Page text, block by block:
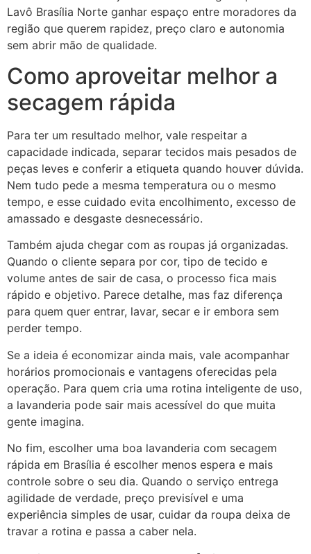
Lavô Brasília Norte ganhar espaço entre moradores da
região que querem rapidez, preço claro e autonomia
sem abrir mão de qualidade.
Como aproveitar melhor a
secagem rápida
Para ter um resultado melhor, vale respeitar a
capacidade indicada, separar tecidos mais pesados de
peças leves e conferir a etiqueta quando houver dúvida.
Nem tudo pede a mesma temperatura ou o mesmo
tempo, e esse cuidado evita encolhimento, excesso de
amassado e desgaste desnecessário.
Também ajuda chegar com as roupas já organizadas.
Quando o cliente separa por cor, tipo de tecido e
volume antes de sair de casa, o processo fica mais
rápido e objetivo. Parece detalhe, mas faz diferença
para quem quer entrar, lavar, secar e ir embora sem
perder tempo.
Se a ideia é economizar ainda mais, vale acompanhar
horários promocionais e vantagens oferecidas pela
operação. Para quem cria uma rotina inteligente de uso,
a lavanderia pode sair mais acessível do que muita
gente imagina.
No fim, escolher uma boa lavanderia com secagem
rápida em Brasília é escolher menos espera e mais
controle sobre o seu dia. Quando o serviço entrega
agilidade de verdade, preço previsível e uma
experiência simples de usar, cuidar da roupa deixa de
travar a rotina e passa a caber nela.